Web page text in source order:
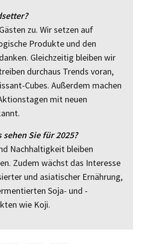
zu. Wir setzen auf
Produkte und den
Gleichzeitig bleiben wir
durchaus Trends voran,
Cubes. Außerdem machen
mit neuen
sehen Sie für 2025?
Nachhaltigkeit bleiben
Zudem wächst das Interesse
und asiatischer Ernährung,
Soja- und
wie Koji.